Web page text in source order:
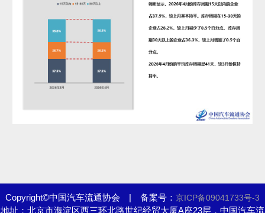
Copyright©中国汽车流通协会 | 备案号： 京ICP备09041733号-3
地址：北京市海淀区西三环北路世纪经贸大厦A座23层，中国汽车流